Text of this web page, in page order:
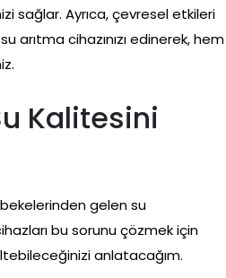
sağlar. Ayrıca, çevresel etkileri
arıtma cihazınızı edinerek, hem
Kalitesini
gelen su
bu sorunu çözmek için
anlatacağım.